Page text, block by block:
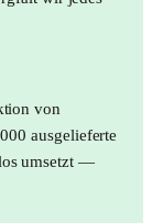
von
ausgelieferte
umsetzt —